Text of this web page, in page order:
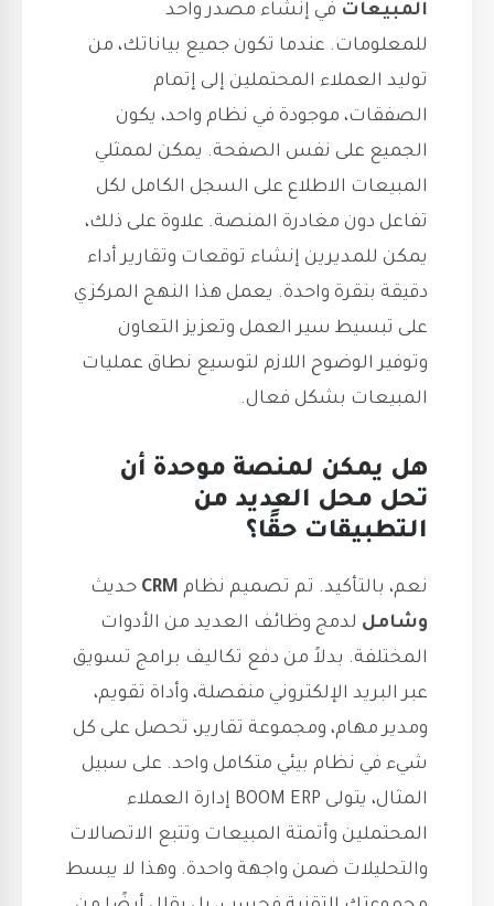
المبيعات في إنشاء مصدر واحد
للمعلومات. عندما تكون جميع بياناتك، من
توليد العملاء المحتملين إلى إتمام
الصفقات، موجودة في نظام واحد، يكون
الجميع على نفس الصفحة. يمكن لممثلي
المبيعات الاطلاع على السجل الكامل لكل
تفاعل دون مغادرة المنصة. علاوة على ذلك،
يمكن للمديرين إنشاء توقعات وتقارير أداء
دقيقة بنقرة واحدة. يعمل هذا النهج المركزي
على تبسيط سير العمل وتعزيز التعاون
وتوفير الوضوح اللازم لتوسيع نطاق عمليات
المبيعات بشكل فعال.
هل يمكن لمنصة موحدة أن
تحل محل العديد من
التطبيقات حقًا؟
نعم، بالتأكيد. تم تصميم نظام CRM حديث
وشامل لدمج وظائف العديد من الأدوات
المختلفة. بدلاً من دفع تكاليف برامج تسويق
عبر البريد الإلكتروني منفصلة، وأداة تقويم،
ومدير مهام، ومجموعة تقارير، تحصل على كل
شيء في نظام بيئي متكامل واحد. على سبيل
المثال، يتولى BOOM ERP إدارة العملاء
المحتملين وأتمتة المبيعات وتتبع الاتصالات
والتحليلات ضمن واجهة واحدة. وهذا لا يبسط